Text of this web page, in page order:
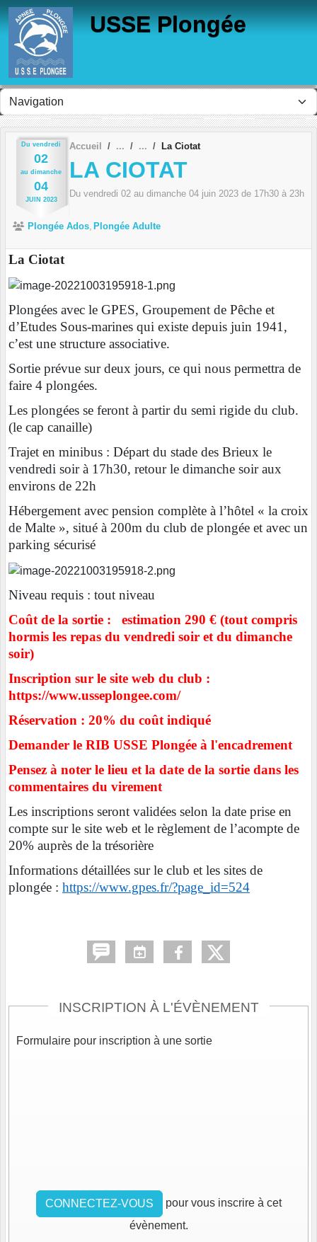
USSE Plongée
Du vendredi
02
au dimanche
04
JUIN 2023
Accueil La Ciotat
LA CIOTAT
Du vendredi 02 au dimanche 04 juin 2023 de 17h30 à 23h
Plongée Ados Plongée Adulte
La Ciotat
Plongées avec le GPES, Groupement de Pêche et
d’Etudes Sous-marines qui existe depuis juin 1941,
c’est une structure associative.
Sortie prévue sur deux jours, ce qui nous permettra de
faire 4 plongées.
Les plongées se feront à partir du semi rigide du club.
(le cap canaille)
Trajet en minibus : Départ du stade des Brieux le
vendredi soir à 17h30, retour le dimanche soir aux
environs de 22h
Hébergement avec pension complète à l’hôtel « la croix
de Malte », situé à 200m du club de plongée et avec un
parking sécurisé
Niveau requis : tout niveau
Coût de la sortie : estimation 290 € (tout compris
hormis les repas du vendredi soir et du dimanche
soir)
Inscription sur le site web du club :
https://www.usseplongee.com/
Réservation : 20% du coût indiqué
Demander le RIB USSE Plongée à l'encadrement
Pensez à noter le lieu et la date de la sortie dans les
commentaires du virement
Les inscriptions seront validées selon la date prise en
compte sur le site web et le règlement de l’acompte de
20% auprès de la trésorière
Informations détaillées sur le club et les sites de
plongée : https://www.gpes.fr/?page_id=524
INSCRIPTION À L'ÉVÈNEMENT
Formulaire pour inscription à une sortie
CONNECTEZ-VOUS
pour vous inscrire à cet
évènement.
Panneau de gestion des cookies